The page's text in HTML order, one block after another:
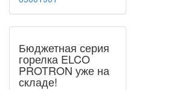
Бюджетная серия
горелка ELCO
PROTRON уже на
складе!